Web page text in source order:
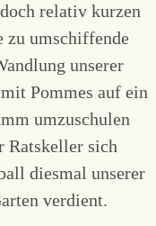
relativ kurzen
zu umschiffende
unserer
Pommes auf ein
umzuschulen
Ratskeller sich
diesmal unserer
verdient.